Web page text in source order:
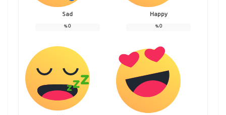
Happy
0
%
Sad
0
%